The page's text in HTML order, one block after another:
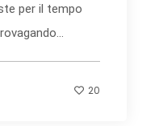
per il tempo
20